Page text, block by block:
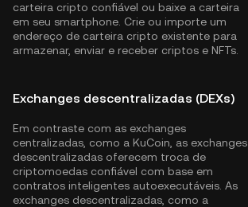
carteira cripto confiável ou baixe a carteira
em seu smartphone. Crie ou importe um
endereço de carteira cripto existente para
armazenar, enviar e receber criptos e NFTs.
Exchanges descentralizadas (DEXs)
Em contraste com as exchanges
centralizadas, como a KuCoin, as exchanges
descentralizadas oferecem troca de
criptomoedas confiável com base em
contratos inteligentes autoexecutáveis. As
exchanges descentralizadas, como a